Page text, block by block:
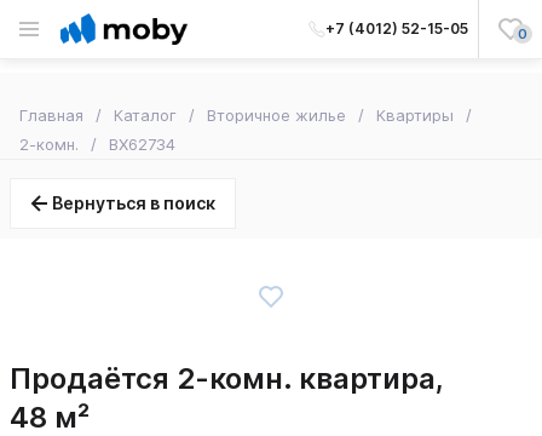
+7 (4012) 52-15-05 0
Главная Каталог Вторичное жилье
Квартиры
2-комн.
BX62734
Вернуться в поиск
Продаётся 2-комн. квартира,
48 м²